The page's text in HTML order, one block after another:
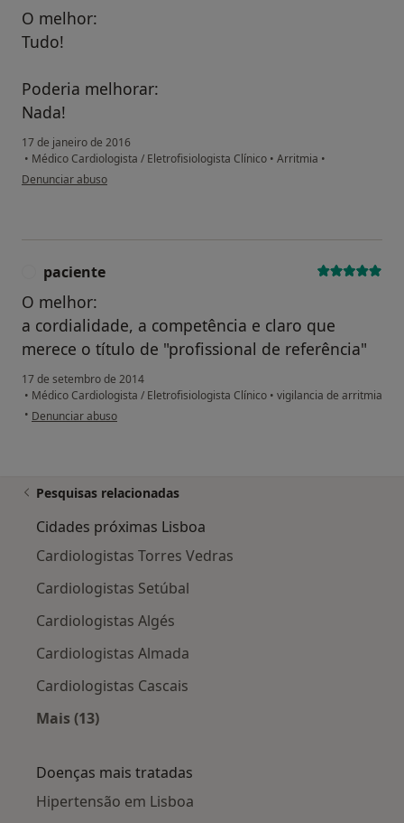
O melhor:
Tudo!
Poderia melhorar:
Nada!
17 de janeiro de 2016
• Médico Cardiologista / Eletrofisiologista Clínico • Arritmia •
na opinião do utilizador anônimo
Denunciar abuso
paciente
O melhor:
a cordialidade, a competência e claro que
merece o título de "profissional de referência"
17 de setembro de 2014
• Médico Cardiologista / Eletrofisiologista Clínico • vigilancia de arritmia
• na opinião do utilizador paciente
Denunciar abuso
Pesquisas relacionadas
Cidades próximas Lisboa
Cardiologistas Torres Vedras
Cardiologistas Setúbal
Cardiologistas Algés
Cardiologistas Almada
Cardiologistas Cascais
Mais (13)
Doenças mais tratadas
Hipertensão em Lisboa